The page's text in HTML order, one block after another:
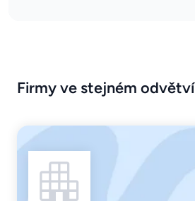
Firmy ve stejném odvětví